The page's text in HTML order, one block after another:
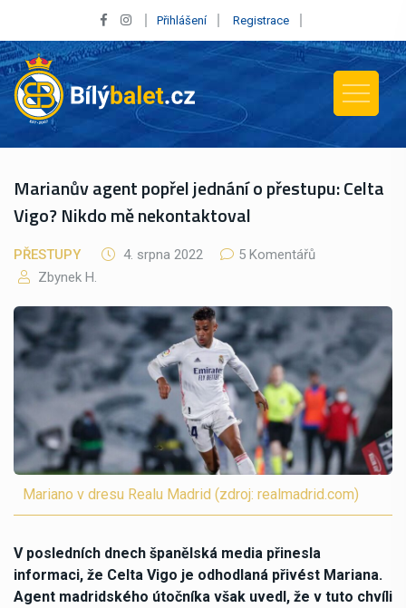
Přihlášení Registrace
Marianův agent popřel jednání o přestupu: Celta
Vigo? Nikdo mě nekontaktoval
PŘESTUPY 4. srpna 2022
5 Komentářů
Zbynek H.
Mariano v dresu Realu Madrid (zdroj: realmadrid.com)
V posledních dnech španělská media přinesla
informaci, že Celta Vigo je odhodlaná přivést Mariana.
Agent madridského útočníka však uvedl, že v tuto chvíli